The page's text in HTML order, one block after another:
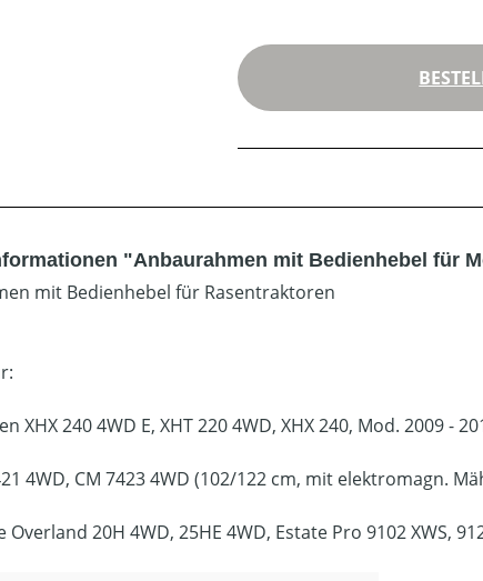
"Anbaurahmen mit Bedienhebel für
mit Bedienhebel für Rasentraktoren
XHX 240 4WD E, XHT 220 4WD, XHX 240, Mod. 2009 -
4WD, CM 7423 4WD (102/122 cm, mit elektromagn.
Overland 20H 4WD, 25HE 4WD, Estate Pro 9102 XWS,